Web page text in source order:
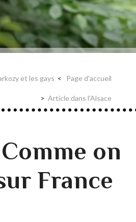
et les gays Page d'accueil
Article dans l'Alsace
on
France